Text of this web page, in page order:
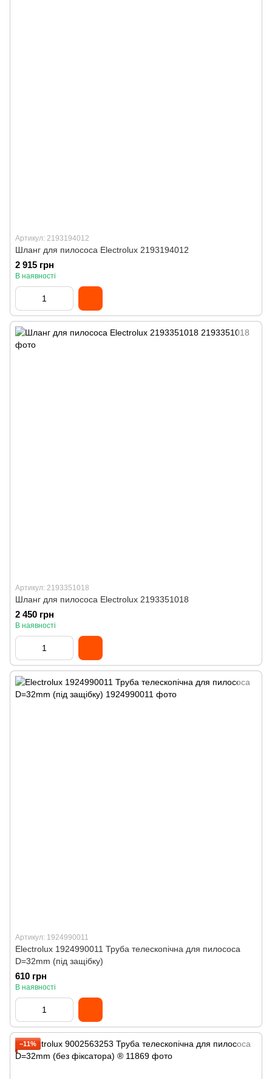
Артикул: 2193194012
Шланг для пилососа Electrolux 2193194012
2 915 грн
В наявності
Артикул: 2193351018
Шланг для пилососа Electrolux 2193351018
2 450 грн
В наявності
Артикул: 1924990011
Electrolux 1924990011 Труба телескопічна для пилососа
D=32mm (під защібку)
610 грн
В наявності
−11%